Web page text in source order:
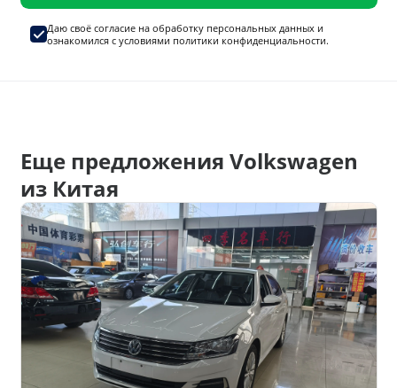
Даю своё согласие на обработку персональных данныхи
ознакомился с условиями политики конфиденциальности.
Еще предложения Volkswagen
из Китая